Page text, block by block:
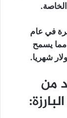
في عام
من 460 تطبيق، مما يسمح
من